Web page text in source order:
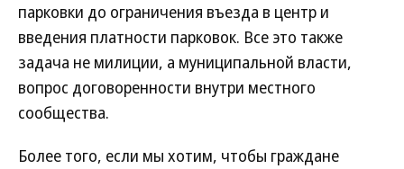
парковки до ограничения въезда в центр и
введения платности парковок. Все это также
задача не милиции, а муниципальной власти,
вопрос договоренности внутри местного
сообщества.
Более того, если мы хотим, чтобы граждане